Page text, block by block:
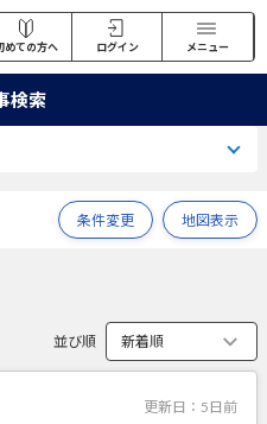
めての方へ ログイン メニュー
検索
条件変更 地図表示
並び順
更新日： 5日前